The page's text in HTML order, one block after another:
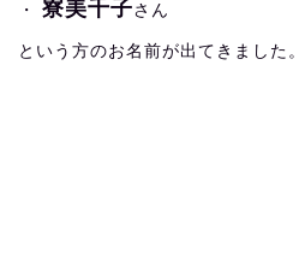
・ 寮美千子さん
という方のお名前が出てきました。